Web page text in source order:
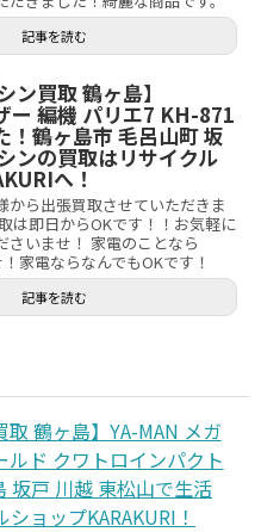
記事を読む
ン買取 鶴ヶ島】
編機 パリエ7 KH-871
！鶴ヶ島市 毛呂山町 坂
ンの買取はリサイクル
へ！
から出張買取させていただきま
は即日からOKです！！お気軽に
さいませ！ 家電のことなら
家電ならなんでもOKです！
記事を読む
取 鶴ヶ島】YA-MAN メガ
ルド クワトロインパクト
坂戸 川越 東松山で生活
ョップKARAKURI！